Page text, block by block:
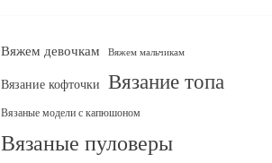
Вяжем девочкам Вяжем мальчикам
Вязание кофточки Вязание топа
Вязаные модели с капюшоном
Вязаные пуловеры